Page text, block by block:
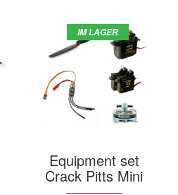
Equipment set
Crack Pitts Mini
IM LAGER